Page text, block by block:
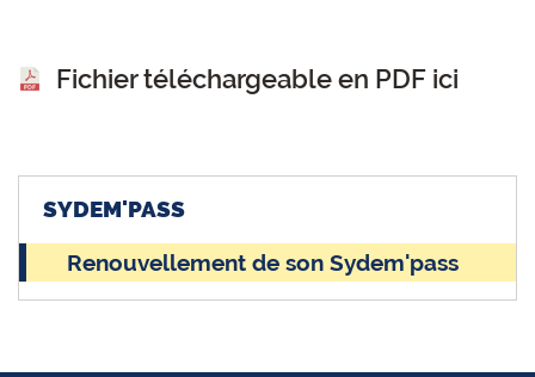
Fichier téléchargeable en PDF ici
SYDEM'PASS
Renouvellement de son Sydem'pass